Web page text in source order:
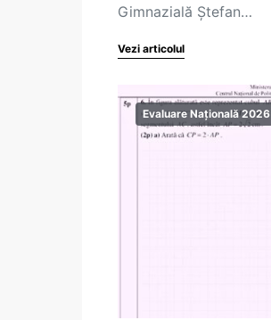
Gimnazială Ștefan…
Vezi articolul
Evaluare Națională 2026